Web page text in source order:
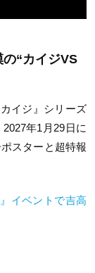
“カイジVS
イジ』シリーズ
年1月29日に
スターと超特報
イベントで吉高